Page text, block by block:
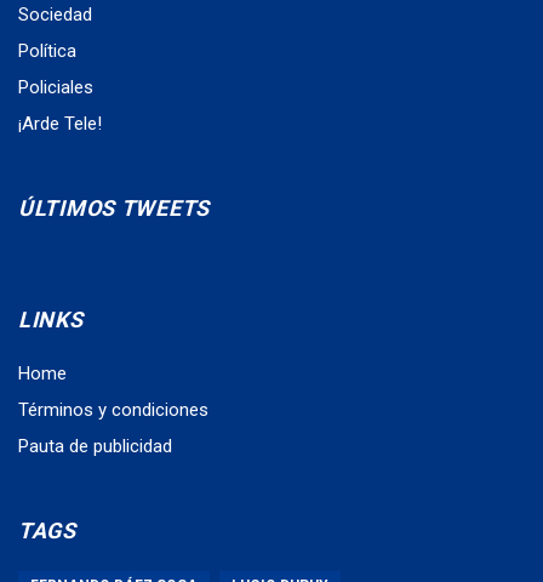
Sociedad
Política
Policiales
¡Arde Tele!
ÚLTIMOS TWEETS
LINKS
Home
Términos y condiciones
Pauta de publicidad
TAGS